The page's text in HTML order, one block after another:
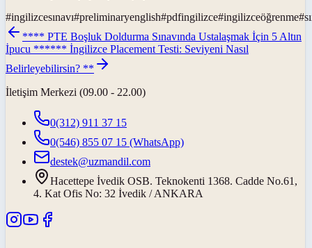
#ingilizcesınavı#preliminaryenglish#pdfingilizce#ingilizceöğrenme#
**** PTE Boşluk Doldurma Sınavında Ustalaşmak İçin 5 Altın
İpucu ****** İngilizce Placement Testi: Seviyeni Nasıl
Belirleyebilirsin? **
İletişim Merkezi (09.00 - 22.00)
0(312) 911 37 15
0(546) 855 07 15 (WhatsApp)
destek@uzmandil.com
Hacettepe İvedik OSB. Teknokenti 1368. Cadde No.61,
4. Kat Ofis No: 32 İvedik / ANKARA